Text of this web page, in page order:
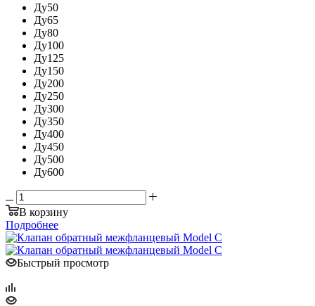
Ду50
Ду65
Ду80
Ду100
Ду125
Ду150
Ду200
Ду250
Ду300
Ду350
Ду400
Ду450
Ду500
Ду600
В корзину
Подробнее
Быстрый просмотр